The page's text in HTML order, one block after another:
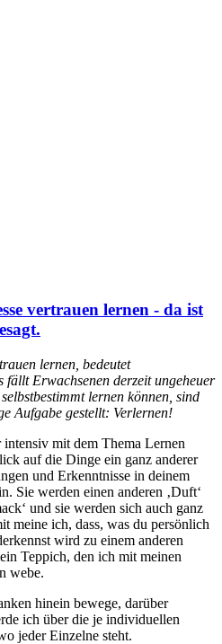
vertrauen lernen - da ist
lernen, bedeutet
fällt Erwachsenen derzeit ungeheuer
lernen können, sind
Aufgabe gestellt: Verlernen!
mit dem Thema Lernen
auf die Dinge ein ganz anderer
und Erkenntnisse in deinem
Sie werden einen anderen ‚Duft‘
und sie werden sich auch ganz
meine ich, dass, was du persönlich
wird zu einem anderen
Teppich, den ich mit meinen
webe.
hinein bewege, darüber
ich über die je individuellen
jeder Einzelne steht.